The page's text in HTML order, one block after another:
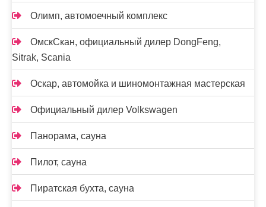
Олимп, автомоечный комплекс
ОмскСкан, официальный дилер DongFeng,
Sitrak, Scania
Оскар, автомойка и шиномонтажная мастерская
Официальный дилер Volkswagen
Панорама, сауна
Пилот, сауна
Пиратская бухта, сауна